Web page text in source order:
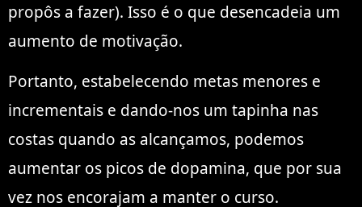
propôs a fazer). Isso é o que desencadeia um
aumento de motivação.
Portanto, estabelecendo metas menores e
incrementais e dando-nos um tapinha nas
costas quando as alcançamos, podemos
aumentar os picos de dopamina, que por sua
vez nos encorajam a manter o curso.